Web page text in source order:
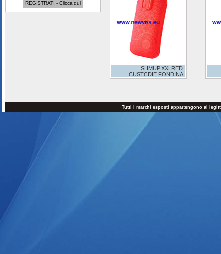
REGISTRATI - Clicca qui
SLIMUP.XXLRED
CUSTODIE FONDINA
Tutti i marchi esposti appartengono ai